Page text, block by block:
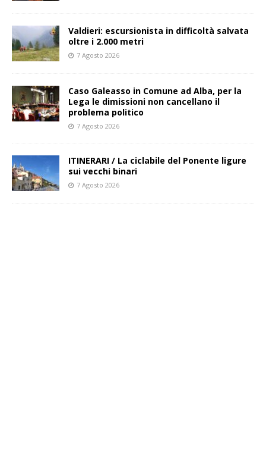
Valdieri: escursionista in difficoltà salvata
oltre i 2.000 metri
7 Agosto 2026
Caso Galeasso in Comune ad Alba, per la
Lega le dimissioni non cancellano il
problema politico
7 Agosto 2026
ITINERARI / La ciclabile del Ponente ligure
sui vecchi binari
7 Agosto 2026